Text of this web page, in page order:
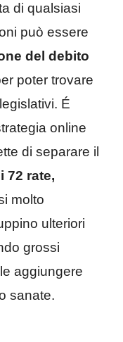
di qualsiasi
può essere
del debito
poter trovare
É
online
di separare il
72 rate,
molto
ulteriori
grossi
aggiungere
sanate.